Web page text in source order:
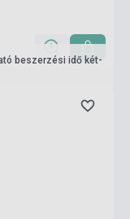
beszerzési idő két-